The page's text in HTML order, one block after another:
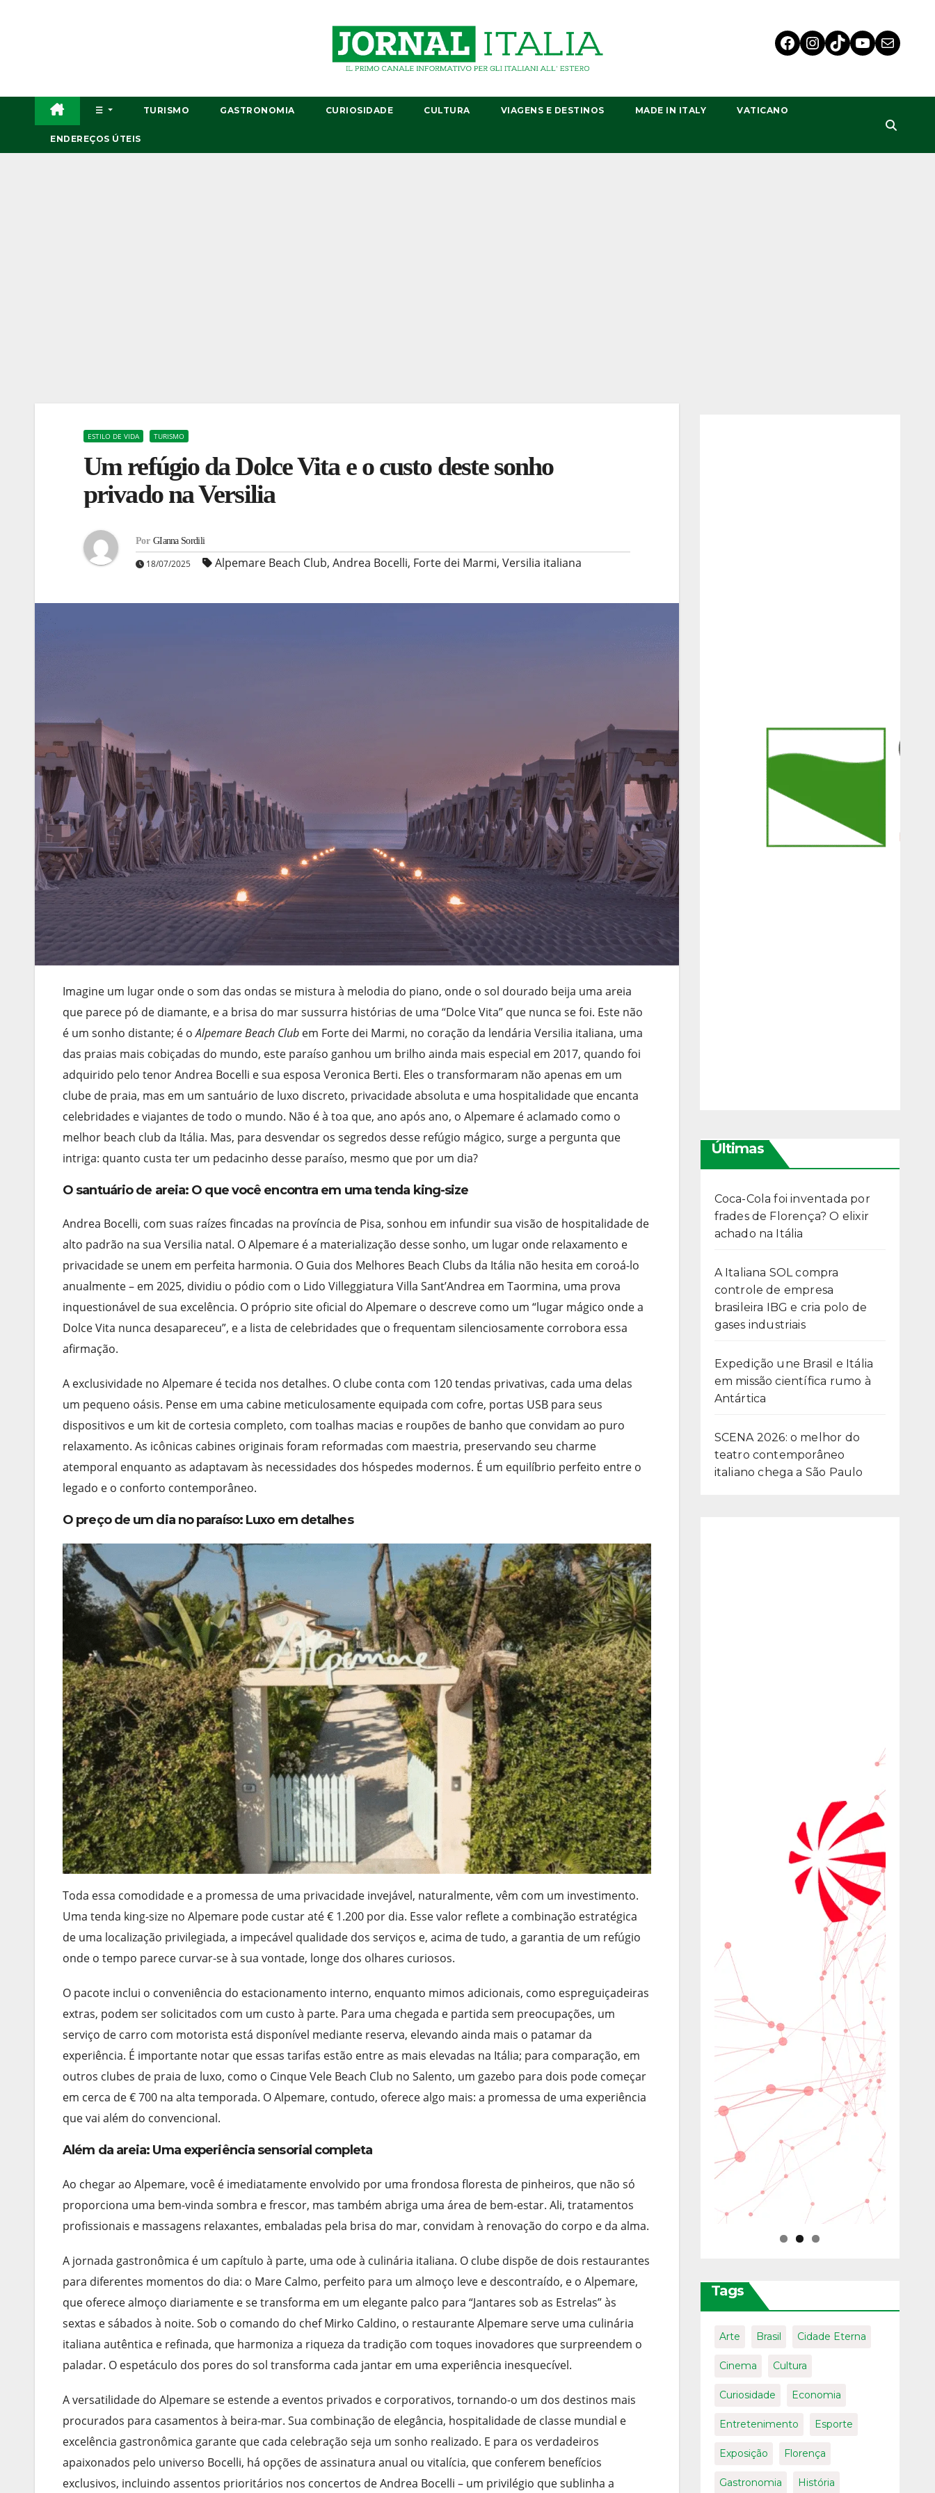
☰ TURISMO GASTRONOMIA CURIOSIDADE CULTURA VIAGENS E DESTINOS MADE IN ITALY VATICANO
ENDEREÇOS ÚTEIS
ESTILO DE VIDA TURISMO
Um refúgio da Dolce Vita e o custo deste sonho
privado na Versilia
Por GIanna Sordili
18/07/2025 Alpemare Beach Club, Andrea Bocelli, Forte dei Marmi, Versilia italiana
Imagine um lugar onde o som das ondas se mistura à melodia do piano, onde o sol dourado beija uma areia
que parece pó de diamante, e a brisa do mar sussurra histórias de uma “Dolce Vita” que nunca se foi. Este não
é um sonho distante; é oAlpemare Beach Club em Forte dei Marmi, no coração da lendária Versilia italiana, uma
das praias mais cobiçadas do mundo, este paraíso ganhou um brilho ainda mais especial em 2017, quando foi
adquirido pelo tenor Andrea Bocelli e sua esposa Veronica Berti. Eles o transformaram não apenas em um
clube de praia, mas em um santuário de luxo discreto, privacidade absoluta e uma hospitalidade que encanta
celebridades e viajantes de todo o mundo. Não é à toa que, ano após ano, o Alpemare é aclamado como o
melhor beach club da Itália. Mas, para desvendar os segredos desse refúgio mágico, surge a pergunta que
intriga: quanto custa ter um pedacinho desse paraíso, mesmo que por um dia?
O santuário de areia: O que você encontra em uma tenda king-size
Andrea Bocelli, com suas raízes fincadas na província de Pisa, sonhou em infundir sua visão de hospitalidade de
alto padrão na sua Versilia natal. O Alpemare é a materialização desse sonho, um lugar onde relaxamento e
privacidade se unem em perfeita harmonia. O Guia dos Melhores Beach Clubs da Itália não hesita em coroá-lo
anualmente – em 2025, dividiu o pódio com o Lido Villeggiatura Villa Sant’Andrea em Taormina, uma prova
inquestionável de sua excelência. O próprio site oficial do Alpemare o descreve como um “lugar mágico onde a
Dolce Vita nunca desapareceu”, e a lista de celebridades que o frequentam silenciosamente corrobora essa
afirmação.
A exclusividade no Alpemare é tecida nos detalhes. O clube conta com 120 tendas privativas, cada uma delas
um pequeno oásis. Pense em uma cabine meticulosamente equipada com cofre, portas USB para seus
dispositivos e um kit de cortesia completo, com toalhas macias e roupões de banho que convidam ao puro
relaxamento. As icônicas cabines originais foram reformadas com maestria, preservando seu charme
atemporal enquanto as adaptavam às necessidades dos hóspedes modernos. É um equilíbrio perfeito entre o
legado e o conforto contemporâneo.
O preço de um dia no paraíso: Luxo em detalhes
Toda essa comodidade e a promessa de uma privacidade invejável, naturalmente, vêm com um investimento.
Uma tenda king-size no Alpemare pode custar até € 1.200 por dia. Esse valor reflete a combinação estratégica
de uma localização privilegiada, a impecável qualidade dos serviços e, acima de tudo, a garantia de um refúgio
onde o tempo parece curvar-se à sua vontade, longe dos olhares curiosos.
O pacote inclui o conveniência do estacionamento interno, enquanto mimos adicionais, como espreguiçadeiras
extras, podem ser solicitados com um custo à parte. Para uma chegada e partida sem preocupações, um
serviço de carro com motorista está disponível mediante reserva, elevando ainda mais o patamar da
experiência. É importante notar que essas tarifas estão entre as mais elevadas na Itália; para comparação, em
outros clubes de praia de luxo, como o Cinque Vele Beach Club no Salento, um gazebo para dois pode começar
em cerca de € 700 na alta temporada. O Alpemare, contudo, oferece algo mais: a promessa de uma experiência
que vai além do convencional.
Além da areia: Uma experiência sensorial completa
Ao chegar ao Alpemare, você é imediatamente envolvido por uma frondosa floresta de pinheiros, que não só
proporciona uma bem-vinda sombra e frescor, mas também abriga uma área de bem-estar. Ali, tratamentos
profissionais e massagens relaxantes, embaladas pela brisa do mar, convidam à renovação do corpo e da alma.
A jornada gastronômica é um capítulo à parte, uma ode à culinária italiana. O clube dispõe de dois restaurantes
para diferentes momentos do dia: o Mare Calmo, perfeito para um almoço leve e descontraído, e o Alpemare,
que oferece almoço diariamente e se transforma em um elegante palco para “Jantares sob as Estrelas” às
sextas e sábados à noite. Sob o comando do chef Mirko Caldino, o restaurante Alpemare serve uma culinária
italiana autêntica e refinada, que harmoniza a riqueza da tradição com toques inovadores que surpreendem o
paladar. O espetáculo dos pores do sol transforma cada jantar em uma experiência inesquecível.
A versatilidade do Alpemare se estende a eventos privados e corporativos, tornando-o um dos destinos mais
procurados para casamentos à beira-mar. Sua combinação de elegância, hospitalidade de classe mundial e
excelência gastronômica garante que cada celebração seja um sonho realizado. E para os verdadeiros
apaixonados pelo universo Bocelli, há opções de assinatura anual ou vitalícia, que conferem benefícios
exclusivos, incluindo assentos prioritários nos concertos de Andrea Bocelli – um privilégio que sublinha a
Últimas
Coca-Cola foi inventada por
frades de Florença? O elixir
achado na Itália
A Italiana SOL compra
controle de empresa
brasileira IBG e cria polo de
gases industriais
Expedição une Brasil e Itália
em missão científica rumo à
Antártica
SCENA 2026: o melhor do
teatro contemporâneo
italiano chega a São Paulo
Tags
Arte Brasil Cidade Eterna
Cinema Cultura
Curiosidade Economia
Entretenimento Esporte
Exposição Florença
Gastronomia História